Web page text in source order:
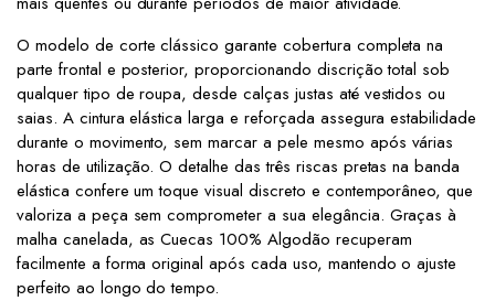
O modelo de corte clássico garante cobertura completa na
parte frontal e posterior, proporcionando discrição total sob
qualquer tipo de roupa, desde calças justas até vestidos ou
saias. A cintura elástica larga e reforçada assegura estabilidade
durante o movimento, sem marcar a pele mesmo após várias
horas de utilização. O detalhe das três riscas pretas na banda
elástica confere um toque visual discreto e contemporâneo, que
valoriza a peça sem comprometer a sua elegância. Graças à
malha canelada, as Cuecas 100% Algodão recuperam
facilmente a forma original após cada uso, mantendo o ajuste
perfeito ao longo do tempo.